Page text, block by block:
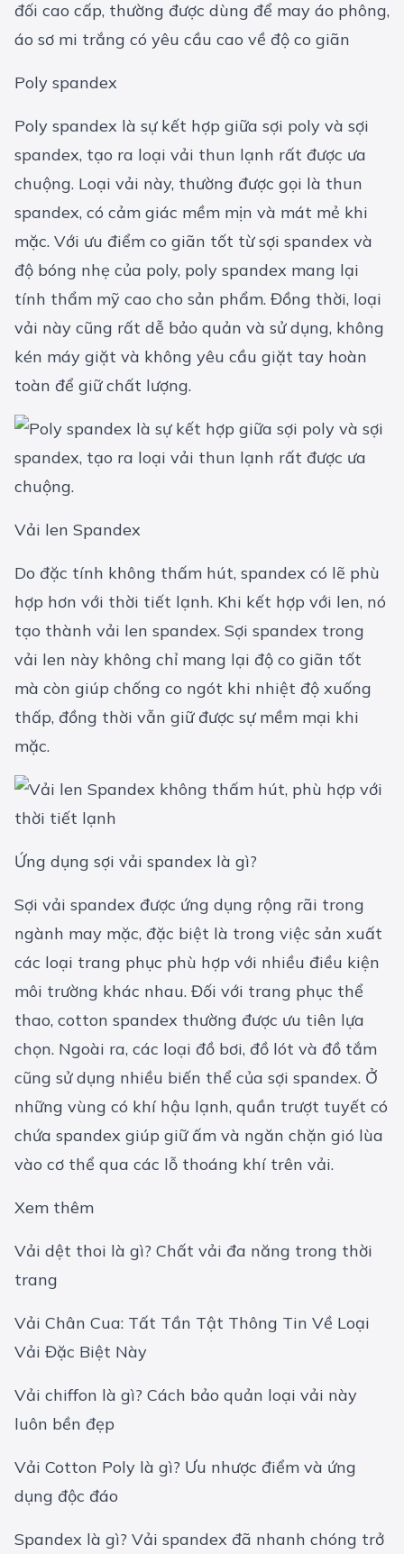
Poly spandex
Poly spandex là sự kết hợp giữa sợi poly và sợi
spandex, tạo ra loại vải thun lạnh rất được ưa
chuộng. Loại vải này, thường được gọi là thun
spandex, có cảm giác mềm mịn và mát mẻ khi
mặc. Với ưu điểm co giãn tốt từ sợi spandex và
độ bóng nhẹ của poly, poly spandex mang lại
tính thẩm mỹ cao cho sản phẩm. Đồng thời, loại
vải này cũng rất dễ bảo quản và sử dụng, không
kén máy giặt và không yêu cầu giặt tay hoàn
toàn để giữ chất lượng.
Vải len Spandex
Do đặc tính không thấm hút, spandex có lẽ phù
hợp hơn với thời tiết lạnh. Khi kết hợp với len, nó
tạo thành vải len spandex. Sợi spandex trong
vải len này không chỉ mang lại độ co giãn tốt
mà còn giúp chống co ngót khi nhiệt độ xuống
thấp, đồng thời vẫn giữ được sự mềm mại khi
mặc.
Ứng dụng sợi vải spandex là gì?
Sợi vải spandex được ứng dụng rộng rãi trong
ngành may mặc, đặc biệt là trong việc sản xuất
các loại trang phục phù hợp với nhiều điều kiện
môi trường khác nhau. Đối với trang phục thể
thao, cotton spandex thường được ưu tiên lựa
chọn. Ngoài ra, các loại đồ bơi, đồ lót và đồ tắm
cũng sử dụng nhiều biến thể của sợi spandex. Ở
những vùng có khí hậu lạnh, quần trượt tuyết có
chứa spandex giúp giữ ấm và ngăn chặn gió lùa
vào cơ thể qua các lỗ thoáng khí trên vải.
Xem thêm
Vải dệt thoi là gì? Chất vải đa năng trong thời
trang
Vải Chân Cua: Tất Tần Tật Thông Tin Về Loại
Vải Đặc Biệt Này
Vải chiffon là gì? Cách bảo quản loại vải này
luôn bền đẹp
Vải Cotton Poly là gì? Ưu nhược điểm và ứng
dụng độc đáo
Spandex là gì? Vải spandex đã nhanh chóng trở